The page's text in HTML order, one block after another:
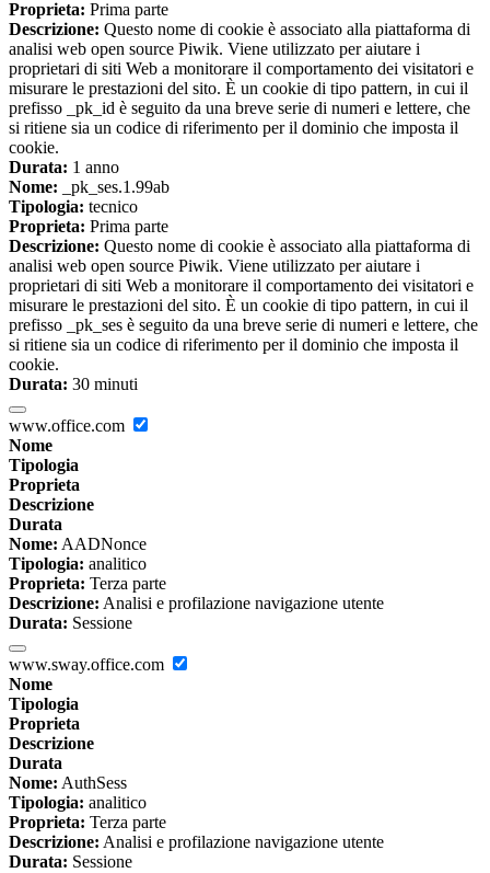
Proprieta: Prima parte
Descrizione: Questo nome di cookie è associato alla piattaforma di
analisi web open source Piwik. Viene utilizzato per aiutare i
proprietari di siti Web a monitorare il comportamento dei visitatori e
misurare le prestazioni del sito. È un cookie di tipo pattern, in cui il
prefisso _pk_id è seguito da una breve serie di numeri e lettere, che
si ritiene sia un codice di riferimento per il dominio che imposta il
cookie.
Durata: 1 anno
Nome: _pk_ses.1.99ab
Tipologia: tecnico
Proprieta: Prima parte
Descrizione: Questo nome di cookie è associato alla piattaforma di
analisi web open source Piwik. Viene utilizzato per aiutare i
proprietari di siti Web a monitorare il comportamento dei visitatori e
misurare le prestazioni del sito. È un cookie di tipo pattern, in cui il
prefisso _pk_ses è seguito da una breve serie di numeri e lettere, che
si ritiene sia un codice di riferimento per il dominio che imposta il
cookie.
Durata: 30 minuti
www.office.com
Nome
Tipologia
Proprieta
Descrizione
Durata
Nome: AADNonce
Tipologia: analitico
Proprieta: Terza parte
Descrizione: Analisi e profilazione navigazione utente
Durata: Sessione
www.sway.office.com
Nome
Tipologia
Proprieta
Descrizione
Durata
Nome: AuthSess
Tipologia: analitico
Proprieta: Terza parte
Descrizione: Analisi e profilazione navigazione utente
Durata: Sessione